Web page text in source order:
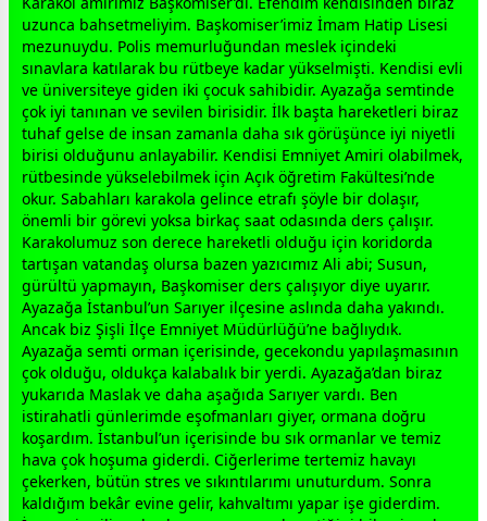
uzunca bahsetmeliyim. Başkomiser’imiz İmam Hatip Lisesi
mezunuydu. Polis memurluğundan meslek içindeki
sınavlara katılarak bu rütbeye kadar yükselmişti. Kendisi evli
ve üniversiteye giden iki çocuk sahibidir. Ayazağa semtinde
çok iyi tanınan ve sevilen birisidir. İlk başta hareketleri biraz
tuhaf gelse de insan zamanla daha sık görüşünce iyi niyetli
birisi olduğunu anlayabilir. Kendisi Emniyet Amiri olabilmek,
rütbesinde yükselebilmek için Açık öğretim Fakültesi’nde
okur. Sabahları karakola gelince etrafı şöyle bir dolaşır,
önemli bir görevi yoksa birkaç saat odasında ders çalışır.
Karakolumuz son derece hareketli olduğu için koridorda
tartışan vatandaş olursa bazen yazıcımız Ali abi; Susun,
gürültü yapmayın, Başkomiser ders çalışıyor diye uyarır.
Ayazağa İstanbul’un Sarıyer ilçesine aslında daha yakındı.
Ancak biz Şişli İlçe Emniyet Müdürlüğü’ne bağlıydık.
Ayazağa semti orman içerisinde, gecekondu yapılaşmasının
çok olduğu, oldukça kalabalık bir yerdi. Ayazağa’dan biraz
yukarıda Maslak ve daha aşağıda Sarıyer vardı. Ben
istirahatli günlerimde eşofmanları giyer, ormana doğru
koşardım. İstanbul’un içerisinde bu sık ormanlar ve temiz
hava çok hoşuma giderdi. Ciğerlerime tertemiz havayı
çekerken, bütün stres ve sıkıntılarımı unuturdum. Sonra
kaldığım bekâr evine gelir, kahvaltımı yapar işe giderdim.